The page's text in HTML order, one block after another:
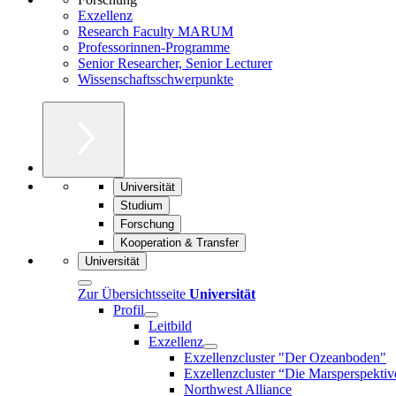
Exzellenz
Research Faculty MARUM
Professorinnen-Programme
Senior Researcher, Senior Lecturer
Wissenschaftsschwerpunkte
Universität
Studium
Forschung
Kooperation & Transfer
Universität
Zur Übersichtsseite Universität
Profil
Leitbild
Exzellenz
Exzellenzcluster "Der Ozeanboden"
Exzellenzcluster “Die
Northwest Alliance